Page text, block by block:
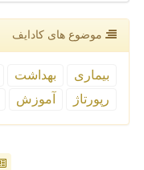
موضوع های كادایف
بیماری بهداشت
رپورتاژ
آموزش